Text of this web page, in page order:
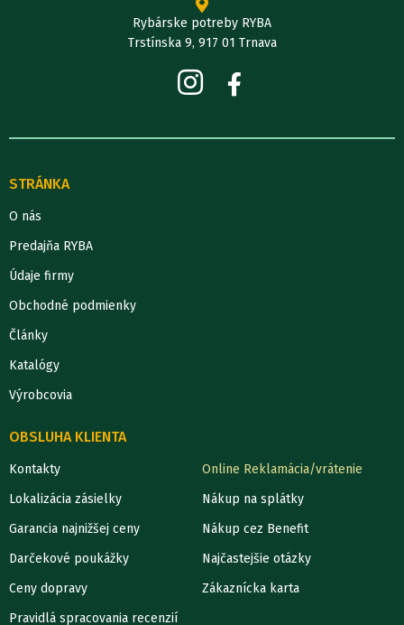
Rybárske potreby RYBA
Trstínska 9, 917 01 Trnava
STRÁNKA
O nás
Predajňa RYBA
Údaje firmy
Obchodné podmienky
Články
Katalógy
Výrobcovia
OBSLUHA KLIENTA
Kontakty
Lokalizácia zásielky
Garancia najnižšej ceny
Darčekové poukážky
Ceny dopravy
Pravidlá spracovania recenzií
Online Reklamácia/vrátenie
Nákup na splátky
Nákup cez Benefit
Najčastejšie otázky
Zákaznícka karta